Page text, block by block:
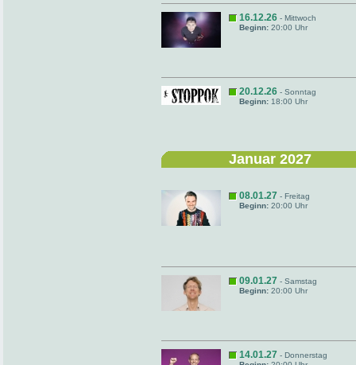
16.12.26 - Mittwoch
Beginn: 20:00 Uhr
20.12.26 - Sonntag
Beginn: 18:00 Uhr
Januar 2027
08.01.27 - Freitag
Beginn: 20:00 Uhr
09.01.27 - Samstag
Beginn: 20:00 Uhr
14.01.27 - Donnerstag